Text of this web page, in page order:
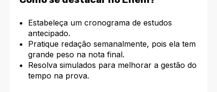
Estabeleça um cronograma de estudos
antecipado.
Pratique redação semanalmente, pois ela tem
grande peso na nota final.
Resolva simulados para melhorar a gestão do
tempo na prova.